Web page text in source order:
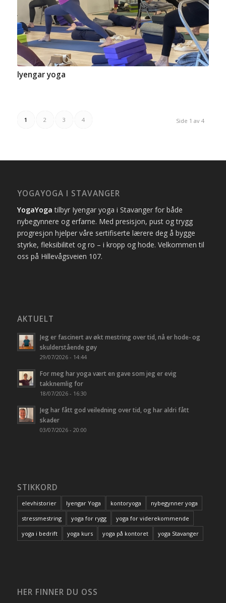
Iyengar yoga
Side 1 av 4
1 2 3 4
YOGAYOGA I STAVANGER
YogaYoga tilbyr Iyengar yoga i Stavanger for både
nybegynnere og erfarne. Med presisjon, pust og trygg
progresjon hjelper våre sertifiserte lærere deg å bygge
styrke, fleksibilitet og ro – i kropp og hode. Velkommen til
oss på Hillevågsveien 107.
AKTUELT
Jeg er fascinert av økt mestring over tid, nå er hode- og
skulderstående gøy
29/07/2026 - 14:44
For meg har yoga vært en gave som jeg er evig
takknemlig for
18/07/2026 - 16:30
Jeg har fått god veiledning over tid, og har aldri fått
skader
03/07/2026 - 20:00
STIKKORD
elevhistorier Iyengar Yoga kontoryoga
nybegynner yoga
stressmestring
yoga for rygg
yoga for viderekommende
yoga i bedrift
yoga kurs yoga på kontoret yoga Stavanger
HER FINNER DU OSS